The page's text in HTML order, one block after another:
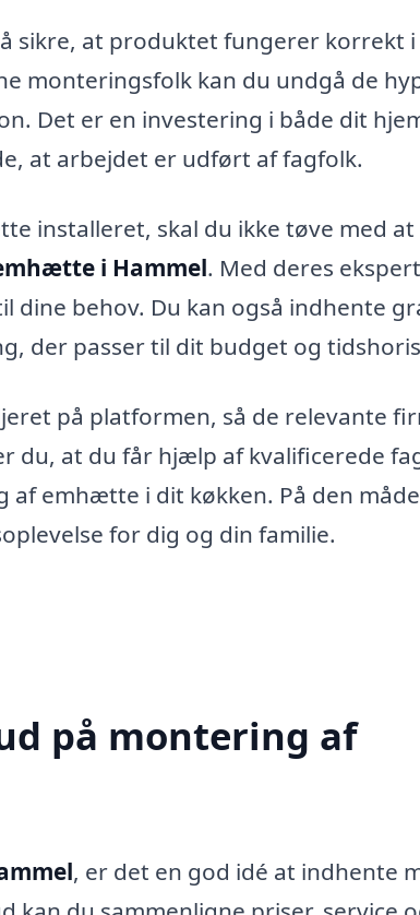
sikre, at produktet fungerer korrekt i
monteringsfolk kan du undgå de
Det er en investering i både dit
at arbejdet er udført af fagfolk.
installeret, skal du ikke tøve med at
i Hammel. Med deres
behov. Du kan også indhente
der passer til dit budget og
på platformen, så de relevante
du, at du får hjælp af kvalificerede
emhætte i dit køkken. På den måde
for dig og din familie.
på montering af
, er det en god idé at indhente